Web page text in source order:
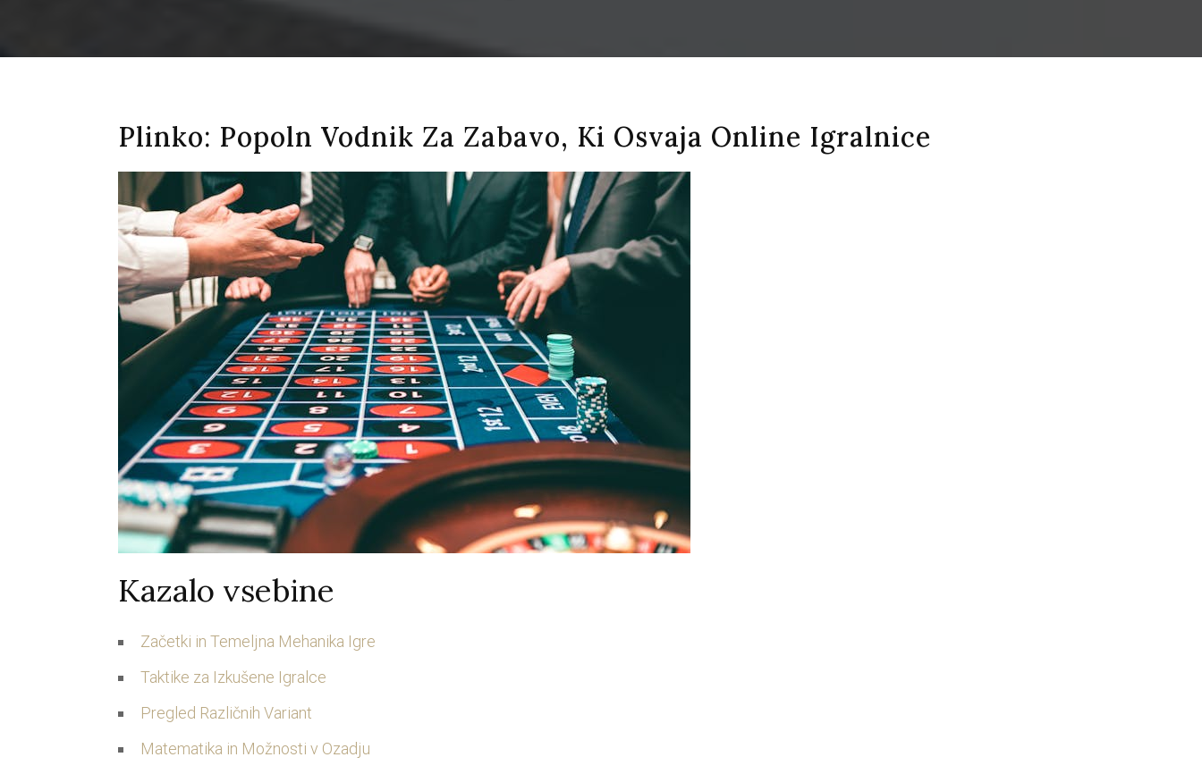
Plinko: Popoln Vodnik Za Zabavo, Ki Osvaja Online Igralnice
Kazalo vsebine
Začetki in Temeljna Mehanika Igre
Taktike za Izkušene Igralce
Pregled Različnih Variant
Matematika in Možnosti v Ozadju